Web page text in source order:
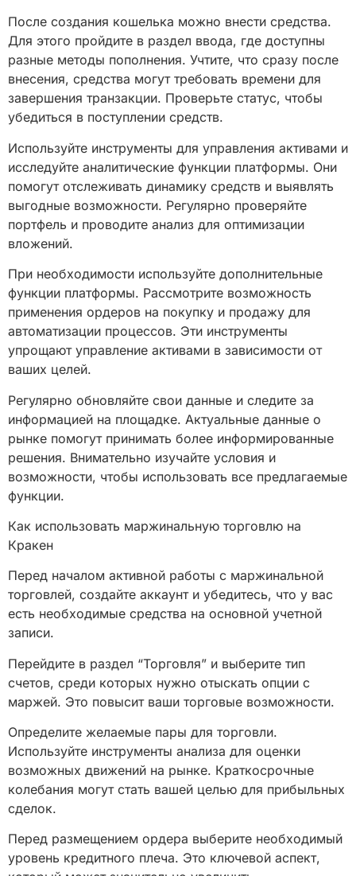
После создания кошелька можно внести средства.
Для этого пройдите в раздел ввода, где доступны
разные методы пополнения. Учтите, что сразу после
внесения, средства могут требовать времени для
завершения транзакции. Проверьте статус, чтобы
убедиться в поступлении средств.
Используйте инструменты для управления активами и
исследуйте аналитические функции платформы. Они
помогут отслеживать динамику средств и выявлять
выгодные возможности. Регулярно проверяйте
портфель и проводите анализ для оптимизации
вложений.
При необходимости используйте дополнительные
функции платформы. Рассмотрите возможность
применения ордеров на покупку и продажу для
автоматизации процессов. Эти инструменты
упрощают управление активами в зависимости от
ваших целей.
Регулярно обновляйте свои данные и следите за
информацией на площадке. Актуальные данные о
рынке помогут принимать более информированные
решения. Внимательно изучайте условия и
возможности, чтобы использовать все предлагаемые
функции.
Как использовать маржинальную торговлю на
Кракен
Перед началом активной работы с маржинальной
торговлей, создайте аккаунт и убедитесь, что у вас
есть необходимые средства на основной учетной
записи.
Перейдите в раздел “Торговля” и выберите тип
счетов, среди которых нужно отыскать опции с
маржей. Это повысит ваши торговые возможности.
Определите желаемые пары для торговли.
Используйте инструменты анализа для оценки
возможных движений на рынке. Краткосрочные
колебания могут стать вашей целью для прибыльных
сделок.
Перед размещением ордера выберите необходимый
уровень кредитного плеча. Это ключевой аспект,